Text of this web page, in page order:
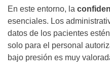
En este entorno, la
esenciales. Los
datos de los pacientes estén
solo para el personal
bajo presión es muy